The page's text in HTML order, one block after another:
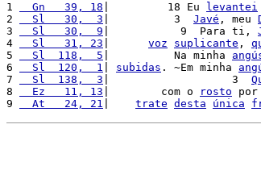
1
  Gn   39, 18
|         18 Eu levantei
2
  Sl   30,  3
|          3 Javé , meu
3
  Sl   30,  9
|           9  Para ti,
4
  Sl   31, 23
voz suplicante ,
5
  Sl  118,  5
|          Na minha
6
  Sl  120,  1
subidas . ~Em minha
7
  Sl  138,  3
|                   3
8
  Ez   11, 13
|        com o rosto por
9
  At   24, 21
trate desta única